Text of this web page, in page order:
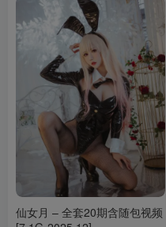
仙女月 – 全套20期含随包视频